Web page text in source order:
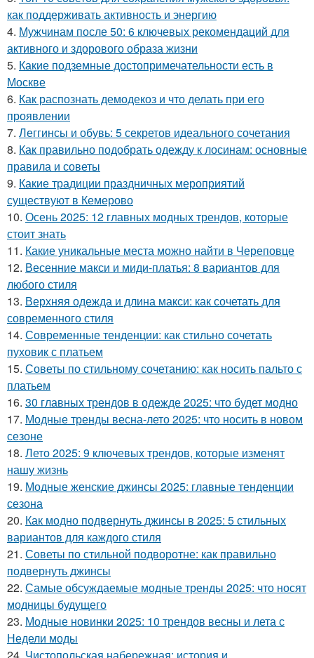
как поддерживать активность и энергию
4. Мужчинам после 50: 6 ключевых рекомендаций для
активного и здорового образа жизни
5. Какие подземные достопримечательности есть в
Москве
6. Как распознать демодекоз и что делать при его
проявлении
7. Леггинсы и обувь: 5 секретов идеального сочетания
8. Как правильно подобрать одежду к лосинам: основные
правила и советы
9. Какие традиции праздничных мероприятий
существуют в Кемерово
10. Осень 2025: 12 главных модных трендов, которые
стоит знать
11. Какие уникальные места можно найти в Череповце
12. Весенние макси и миди-платья: 8 вариантов для
любого стиля
13. Верхняя одежда и длина макси: как сочетать для
современного стиля
14. Современные тенденции: как стильно сочетать
пуховик с платьем
15. Советы по стильному сочетанию: как носить пальто с
платьем
16. 30 главных трендов в одежде 2025: что будет модно
17. Модные тренды весна-лето 2025: что носить в новом
сезоне
18. Лето 2025: 9 ключевых трендов, которые изменят
нашу жизнь
19. Модные женские джинсы 2025: главные тенденции
сезона
20. Как модно подвернуть джинсы в 2025: 5 стильных
вариантов для каждого стиля
21. Советы по стильной подворотне: как правильно
подвернуть джинсы
22. Самые обсуждаемые модные тренды 2025: что носят
модницы будущего
23. Модные новинки 2025: 10 трендов весны и лета с
Недели моды
24. Чистопольская набережная: история и